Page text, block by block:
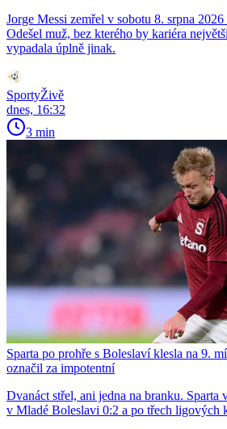
Jorge Messi zemřel v sobotu 8. srpna
Odešel muž, bez kterého by kariéra
vypadala úplně jinak.
SportyŽivě
dnes, 16:32
3 min
Sparta po prohře s Boleslaví klesla na 9.
označil za impotentní
Dvanáct střel, ani jedna na branku. Sparta
v Mladé Boleslavi 0:2 a po třech ligových